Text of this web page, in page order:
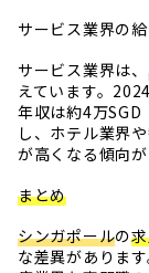
サービス業界の
サービス業界は、
えています。
年収は約4万
し、ホテル業界
が高くなる傾向が
まとめ
シンガポールの
な差異がありま